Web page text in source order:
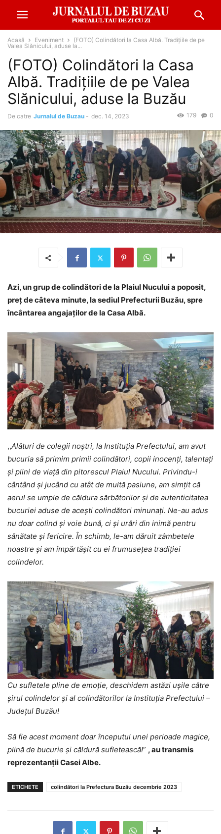
Acasă Eveniment
(FOTO) Colindători la Casa Albă. Tradițiile de pe
Valea Slănicului, aduse la...
(FOTO) Colindători la Casa
Albă. Tradițiile de pe Valea
Slănicului, aduse la Buzău
De catre Jurnalul de Buzau - dec. 14, 2023 0
179
Azi, un grup de colindători de la Plaiul Nucului a poposit,
preț de câteva minute, la sediul Prefecturii Buzău, spre
încântarea angajaților de la Casa Albă.
,,Alături de colegii noștri, la Instituția Prefectului, am avut
bucuria să primim primii colindători, copii inocenți, talentați
și plini de viață din pitorescul Plaiul Nucului. Privindu-i
cântând și jucând cu atât de multă pasiune, am simțit că
aerul se umple de căldura sărbătorilor și de autenticitatea
bucuriei aduse de acești colindători minunați. Ne-au adus
nu doar colind și voie bună, ci și urări din inimă pentru
sănătate și fericire. În schimb, le-am dăruit zâmbetele
noastre și am împărtășit cu ei frumusețea tradiției
colindelor.
Cu sufletele pline de emoție, deschidem astăzi ușile către
șirul colindelor și al colindătorilor la Instituția Prefectului –
Județul Buzău!
Să fie acest moment doar începutul unei perioade magice,
plină de bucurie și căldură sufletească!” , au transmis
reprezentanții Casei Albe.
ETICHETE colindători la Prefectura Buzău decembrie 2023